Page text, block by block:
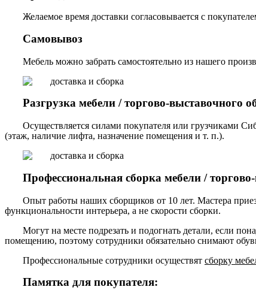
Желаемое время доставки согласовывается с
Самовывоз
Мебель можно забрать самостоятельно из нашего
Разгрузка мебели / торгово-выставочного
Осуществляется силами покупателя или грузчиками
(этаж, наличие лифта, назначение помещения и т. п.).
Профессиональная сборка мебели /
Опыт работы наших сборщиков от 10 лет. Мастера
функциональности интерьера, а не скорости сборки.
Могут на месте подрезать и подогнать детали, если
помещению, поэтому сотрудники обязательно снимают
Профессиональные сотрудники осуществят сборку
Памятка для покупателя: